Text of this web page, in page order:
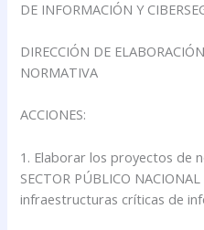
DE INFORMACIÓN Y
DIRECCIÓN DE
NORMATIVA
ACCIONES:
1. Elaborar los proyectos de
SECTOR PÚBLICO
infraestructuras críticas de